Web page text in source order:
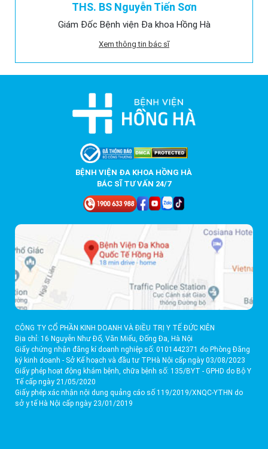
THS. BS Nguyễn Tiến Sơn
Giám Đốc Bệnh viện Đa khoa Hồng Hà
Xem thông tin bác sĩ
BỆNH VIỆN ĐA KHOA HỒNG HÀ
BÁC SĨ TƯ VẤN 24/7
CÔNG TY CỔ PHẦN KINH DOANH VÀ ĐIỀU TRỊ Y TẾ ĐỨC KIÊN
Địa chỉ: 16 Nguyễn Như Đổ, Văn Miếu, Đống Đa, Hà Nội
Giấy chứng nhận đăng kí doanh nghiệp số: 0101442371 do Phòng Đăng
ký kinh doanh - Sở Kế hoạch và đầu tư TP.Hà Nội cấp ngày 03/08/2023
Giấy phép hoạt động khám bệnh, chữa bệnh số: 135/BYT - GPHD do Bộ Y
Tế cấp ngày 21/05/2020
Giấy phép xác nhận nội dung quảng cáo số 119/2019/XNQC-YTHN do
sở y tế Hà Nội cấp ngày 23/01/2019